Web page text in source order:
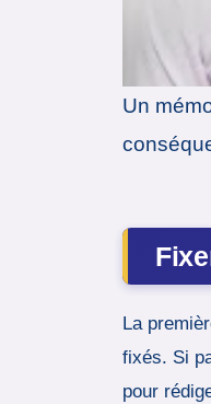
Un
La
fixés. Si
pour